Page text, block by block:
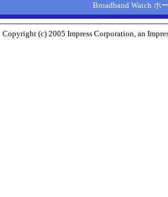
Broadband Watch ホ
Copyright (c) 2005 Impress Corporation, an